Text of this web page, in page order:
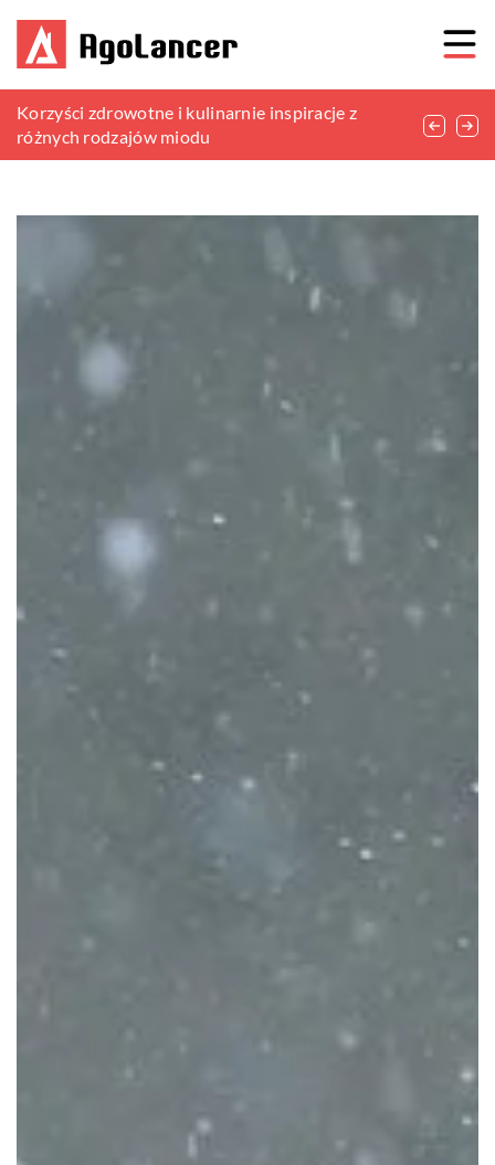
Jak wybrać odpowiednie urządzenia do
ogrzewania domu?
Korzyści zdrowotne i kulinarnie inspiracje z
różnych rodzajów miodu
Sekrety zdrowego wzrostu roślin w różnych
typach gleby